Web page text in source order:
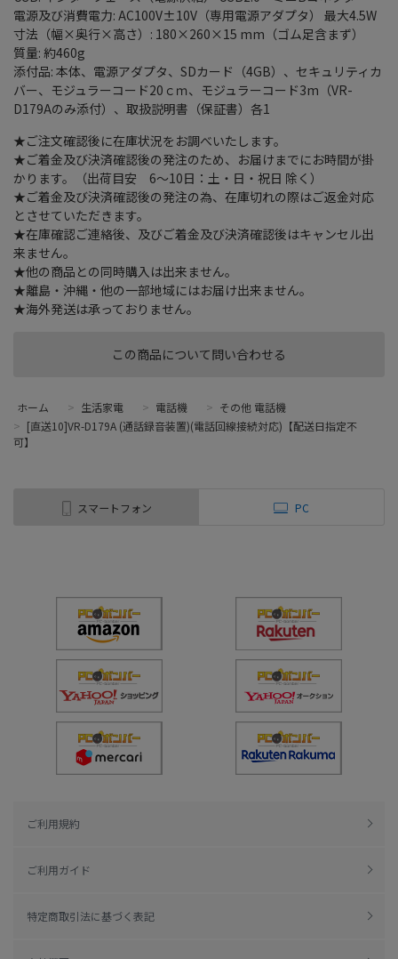
この商品について問い合わせる
電源及び消費電力: AC100V±10V（専用電源アダプタ） 最大4.5W
寸法（幅×奥行×高さ）: 180×260×15 mm（ゴム足含まず）
質量: 約460g
添付品: 本体、電源アダプタ、SDカード（4GB）、セキュリティカ
バー、モジュラーコード20ｃｍ、モジュラーコード3m（VR-
D179Aのみ添付）、取扱説明書（保証書）各1
★ご注文確認後に在庫状況をお調べいたします。
★ご着金及び決済確認後の発注のため、お届けまでにお時間が掛
かります。（出荷目安 6～10日：土・日・祝日 除く）
★ご着金及び決済確認後の発注の為、在庫切れの際はご返金対応
とさせていただきます。
★在庫確認ご連絡後、及びご着金及び決済確認後はキャンセル出
来ません。
★他の商品との同時購入は出来ません。
★離島・沖縄・他の一部地域にはお届け出来ません。
★海外発送は承っておりません。
ホーム > 生活家電 > 電話機 > その他 電話機
> [直送10]VR-D179A (通話録音装置)(電話回線接続対応)【配送日指定不
可】
スマートフォン PC
ご利用規約
ご利用ガイド
特定商取引法に基づく表記